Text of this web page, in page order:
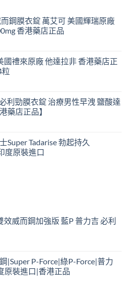
鋼膜衣錠 萬艾可 美國輝瑞原廠
香港藥店正品
國禮來原廠 他達拉非 香港藥店正
粒
利勁膜衣錠 治療男性早洩 鹽酸達
藥店正品】
$799
Super Tadarise 勃起持久
度原裝進口
效威而鋼加強版 藍P 普力吉 必利
$349
|Super P-Force|綠P-Force|普力
原裝進口|香港正品